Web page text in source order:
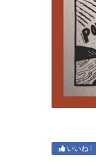
いいね !